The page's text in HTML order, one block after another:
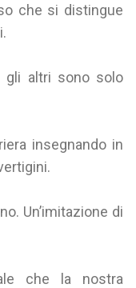
che si distingue
gli altri sono solo
insegnando in
Un’imitazione di
che la nostra